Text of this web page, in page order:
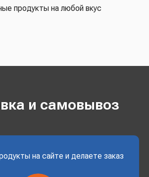
продукты на любой вкус
и самовывоз
на сайте и делаете заказ